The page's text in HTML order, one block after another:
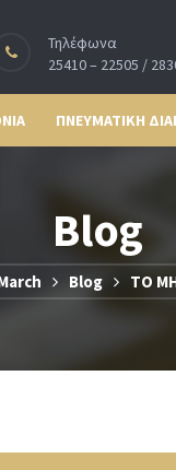
Τηλέφωνα
25410 – 22505 /
ΠΝΕΥΜΑΤΙΚΗ
Blog
Blog ΤΟ